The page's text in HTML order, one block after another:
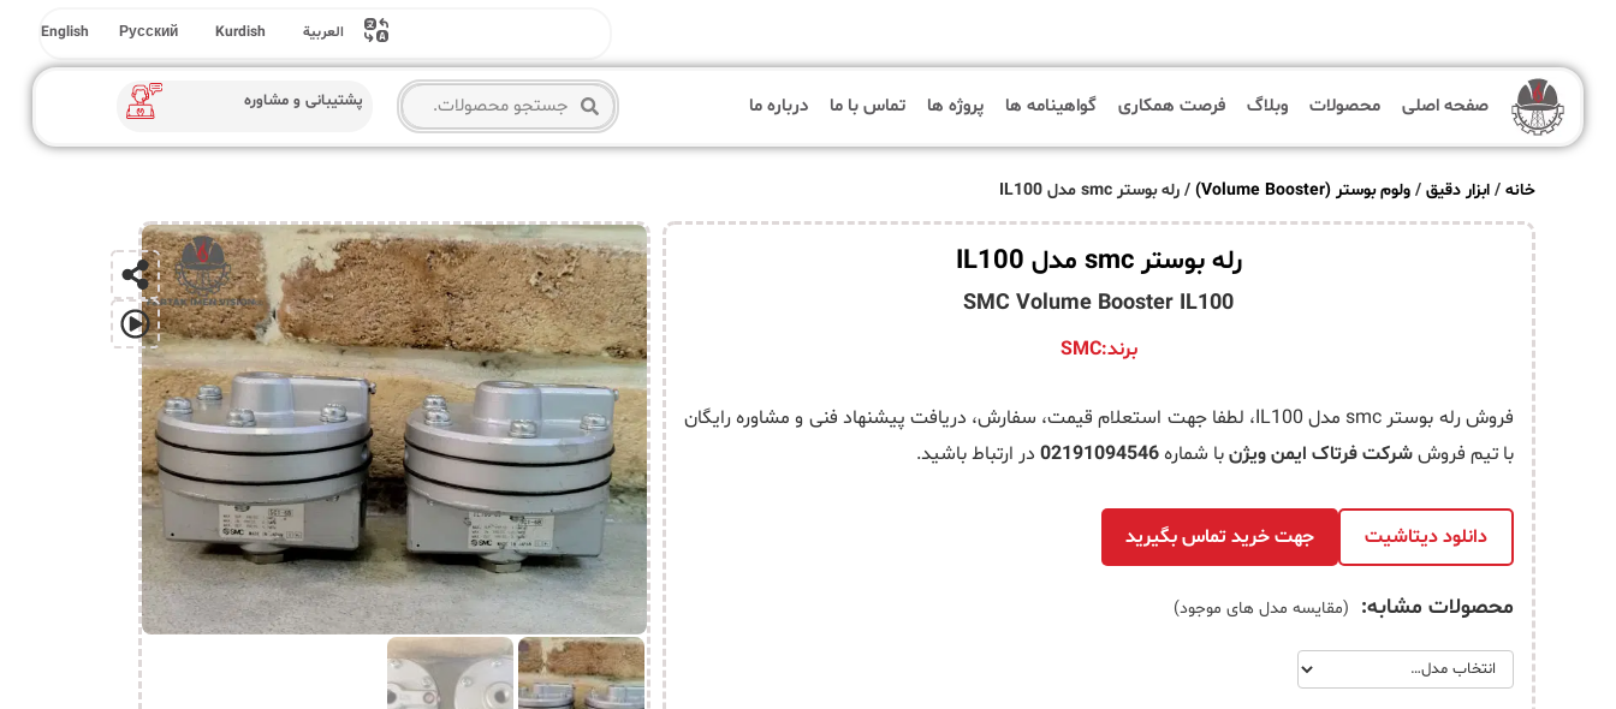
العربية Kurdish
Русский
English
صفحه اصلی محصولات وبلاگ فرصت همکاری گواهینامه ها پروژه ها تماس با ما درباره ما پشتیبانی و مشاوره
صفحه اصلی
محصولات
وبلاگ
فرصت همکاری
گواهینامه ها
پروژه ها
تماس با ما
درباره ما
خانه /ابزار دقیق /ولوم بوستر (Volume Booster) / رله بوستر smc مدل IL100
رله بوستر smc مدل IL100
SMC Volume Booster IL100
برند:SMC
فروش رله بوستر smc مدل IL100، لطفا جهت استعلام قیمت، سفارش، دریافت پیشنهاد فنی و مشاوره رایگان
با تیم فروششرکت فرتاک ایمن ویژنبا شماره02191094546 در ارتباط باشید.
دانلود دیتاشیت جهت خرید تماس بگیرید
محصولات مشابه: (مقایسه مدل های موجود)